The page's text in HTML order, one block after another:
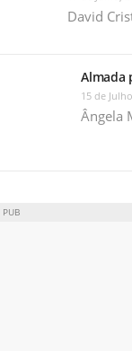
David
Almada
15 de
Ângela
PUB